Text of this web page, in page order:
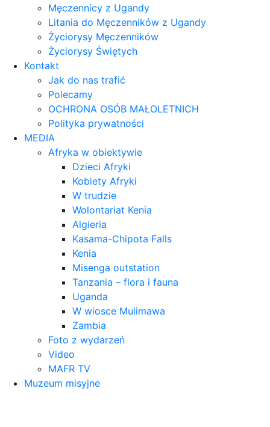
Męczennicy z Ugandy
Litania do Męczenników z Ugandy
Życiorysy Męczenników
Życiorysy Świętych
Kontakt
Jak do nas trafić
Polecamy
OCHRONA OSÓB MAŁOLETNICH
Polityka prywatności
MEDIA
Afryka w obiektywie
Dzieci Afryki
Kobiety Afryki
W trudzie
Wolontariat Kenia
Algieria
Kasama-Chipota Falls
Kenia
Misenga outstation
Tanzania – flora i fauna
Uganda
W wiosce Mulimawa
Zambia
Foto z wydarzeń
Video
MAFR TV
Muzeum misyjne